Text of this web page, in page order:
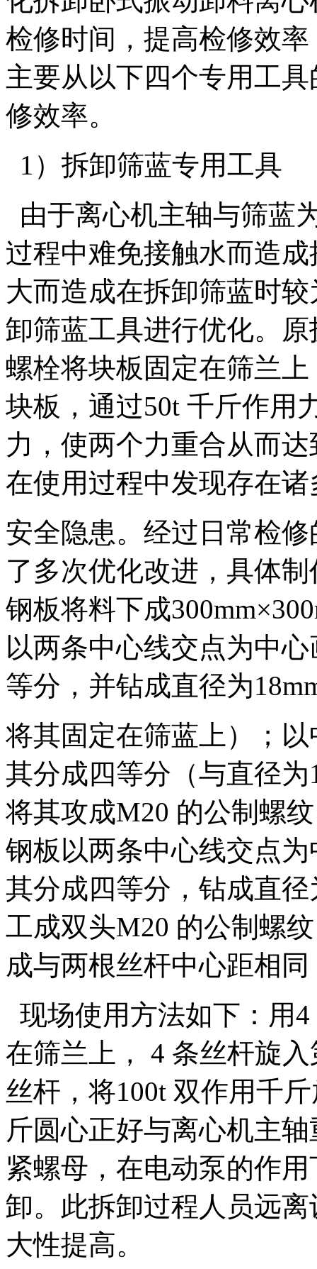
检修时间，提高检修效
主要从以下四个专用工
修效率。
1）拆卸筛蓝专用工具
由于离心机主轴与筛蓝
过程中难免接触水而造
大而造成在拆卸筛蓝时
卸筛蓝工具进行优化。
螺栓将块板固定在筛兰
块板，通过50t 千斤作用
力，使两个力重合从而
在使用过程中发现存在
安全隐患。经过日常检
了多次优化改进，具体
钢板将料下成
以两条中心线交点为中
等分，并钻成直径为
将其固定在筛蓝上）；
其分成四等分（与直径
将其攻成M20 的公制螺
钢板以两条中心线交点
其分成四等分，钻成直
工成双头M20 的公制螺
成与两根丝杆中心距相
现场使用方法如下：用
在筛兰上， 4 条丝杆旋
丝杆，将100t 双作用千
斤圆心正好与离心机主
紧螺母，在电动泵的作
卸。此拆卸过程人员远
大性提高。